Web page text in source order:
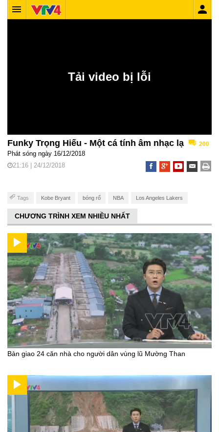
Funky Trọng Hiếu - Một cá tính âm nhạc lạ 200
Phát sóng ngày 16/12/2018
21:16 | 24/12/2018
Tags Kobe Bryant bóng rổ NBA Los Angeles Lakers
CHƯƠNG TRÌNH XEM NHIỀU NHẤT
Bàn giao 24 căn nhà cho người dân vùng lũ Mường Than